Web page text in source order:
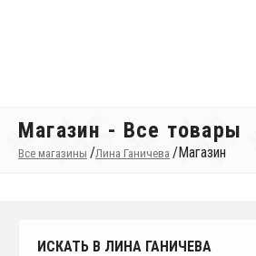
Магазин - Все товары
Все магазины /Лина Ганичева /Магазин
ИСКАТЬ В ЛИНА ГАНИЧЕВА